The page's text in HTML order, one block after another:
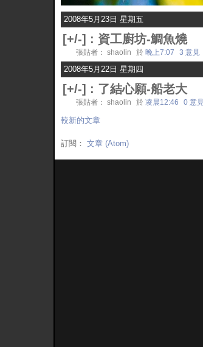
2008年5月23日 星期五
[+/-] : 資工廚坊-鯛魚燒
張貼者： shaolin 於 晚上7:07 3 意見
2008年5月22日 星期四
[+/-] : 了結心願-船老大
張貼者： shaolin 於 凌晨12:46 0 意見
較新的文章
訂閱： 文章 (Atom)